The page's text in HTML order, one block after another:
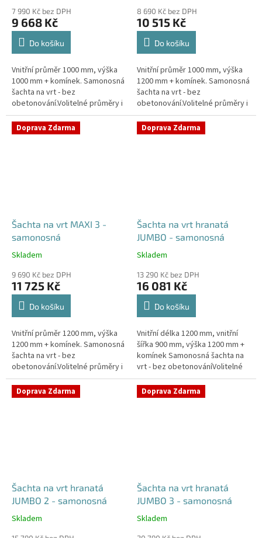
produktu
je
4,4
hvězdiček.
7 990 Kč bez DPH
9 668 Kč
Do košíku
Vnitřní průměr 1000 mm, výška
1000 mm + komínek. Samonosná
šachta na vrt - bez
obetonování.Volitelné průměry i
pozice prostupů na pažení vrtu,
hadice i elektřinu -
požadované...
produktu
je
4,5
hvězdiček.
8 690 Kč bez DPH
10 515 Kč
Do košíku
Vnitřní průměr 1000 mm, výška
1200 mm + komínek. Samonosná
šachta na vrt - bez
obetonování.Volitelné průměry i
pozice prostupů na pažení vrtu,
hadice i elektřinu -
požadované...
Doprava Zdarma
Šachta na vrt MAXI 3 -
samonosná
Průměrné
produktu
je
4,2
hvězdiček.
Skladem
9 690 Kč bez DPH
11 725 Kč
Do košíku
Vnitřní průměr 1200 mm, výška
1200 mm + komínek. Samonosná
šachta na vrt - bez
obetonování.Volitelné průměry i
pozice prostupů na pažení vrtu,
hadice i elektřinu -
požadované...
Doprava Zdarma
Šachta na vrt hranatá
JUMBO - samonosná
Průměrné
produktu
je
5,0
hvězdiček.
Skladem
13 290 Kč bez DPH
16 081 Kč
Do košíku
Vnitřní délka 1200 mm, vnitřní
šířka 900 mm, výška 1200 mm +
komínek Samonosná šachta na
vrt - bez obetonováníVolitelné
průměry i pozice prostupů na
pažení vrtu, hadice i...
Doprava Zdarma
Šachta na vrt hranatá
JUMBO 2 - samonosná
Průměrné
Skladem
Doprava Zdarma
Šachta na vrt hranatá
JUMBO 3 - samonosná
Průměrné
Skladem